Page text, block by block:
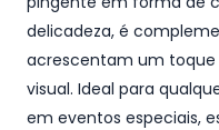
delicadeza, é
acrescentam um toque
visual. Ideal para
em eventos especiais,